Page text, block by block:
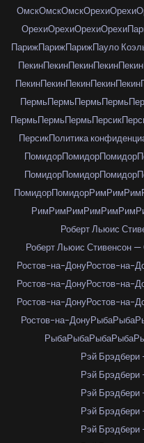
ОмскОмскОмскОрехиОрехи
ОрехиОрехиОрехиОрехи
ПарижПарижПарижПауло
ПекинПекинПекинПекинПекин
ПекинПекинПекинПекинПекин
ПермьПермьПермьПермь
ПермьПермьПермьПерсик
ПерсикПолитика
ПомидорПомидорПомидор
ПомидорПомидорПомидор
ПомидорПомидорРимРимРим
РимРимРимРимРимРим
Роберт Льюис
Роберт Льюис Стивенсон
Ростов-на-ДонуРостов-на-
Ростов-на-ДонуРостов-на-
Ростов-на-ДонуРостов-на-
Ростов-на-ДонуРыбаРыба
РыбаРыбаРыбаРыба
Рэй Брэдбери
Рэй Брэдбери
Рэй Брэдбери
Рэй Брэдбери
Рэй Брэдбери